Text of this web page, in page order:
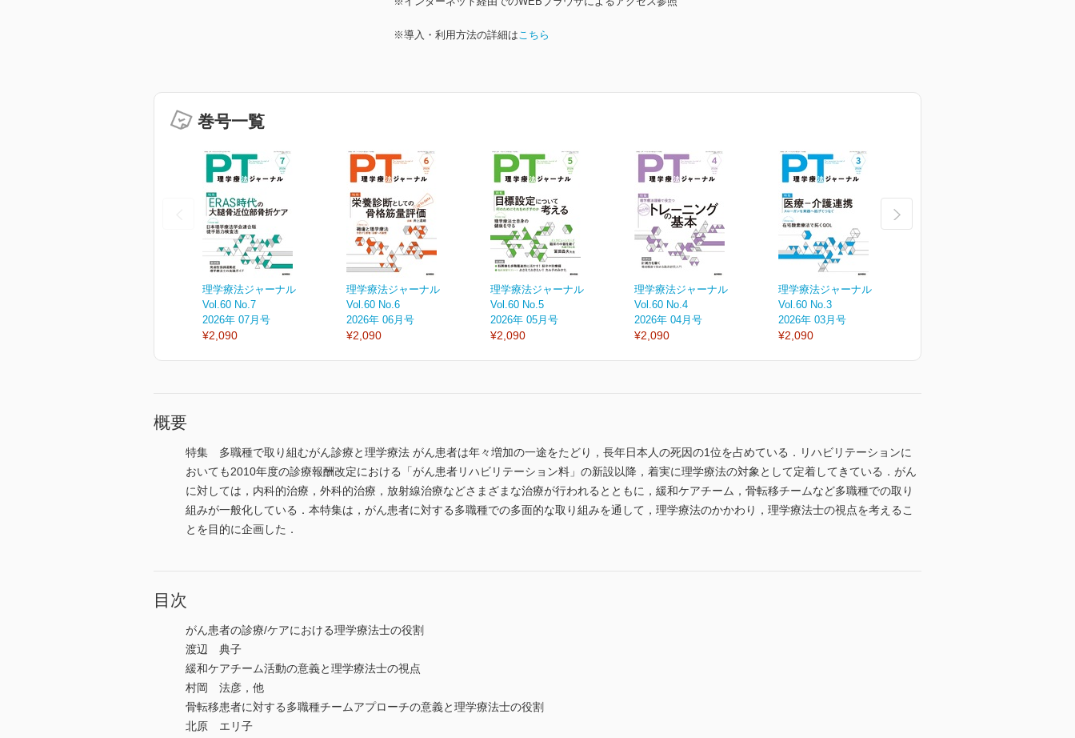
※導入・利用方法の詳細はこちら
巻号一覧
理学療法ジャーナル
Vol.60 No.7
2026年 07月号
¥2,090
理学療法ジャーナル
Vol.60 No.6
2026年 06月号
¥2,090
理学療法ジャーナル
Vol.60 No.5
2026年 05月号
¥2,090
理学療法ジャーナル
Vol.60 No.4
2026年 04月号
¥2,090
理学療法ジャーナル
Vol.60 No.3
2026年 03月号
¥2,090
概要
特集 多職種で取り組むがん診療と理学療法 がん患者は年々増加の一途をたどり，長年日本人の死因の1位を占めている．リハビリテーションに
おいても2010年度の診療報酬改定における「がん患者リハビリテーション料」の新設以降，着実に理学療法の対象として定着してきている．がん
に対しては，内科的治療，外科的治療，放射線治療などさまざまな治療が行われるとともに，緩和ケアチーム，骨転移チームなど多職種での取り
組みが一般化している．本特集は，がん患者に対する多職種での多面的な取り組みを通して，理学療法のかかわり，理学療法士の視点を考えるこ
とを目的に企画した．
目次
がん患者の診療/ケアにおける理学療法士の役割
渡辺 典子
緩和ケアチーム活動の意義と理学療法士の視点
村岡 法彦，他
骨転移患者に対する多職種チームアプローチの意義と理学療法士の役割
北原 エリ子